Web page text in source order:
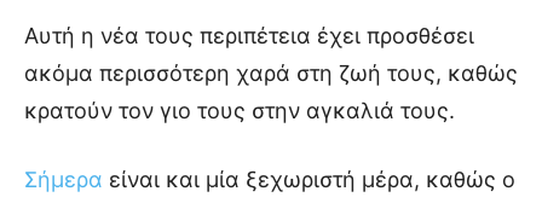
Αυτή η νέα τους περιπέτεια έχει προσθέσει
ακόμα περισσότερη χαρά στη ζωή τους, καθώς
κρατούν τον γιο τους στην αγκαλιά τους.
Σήμερα είναι και μία ξεχωριστή μέρα, καθώς ο